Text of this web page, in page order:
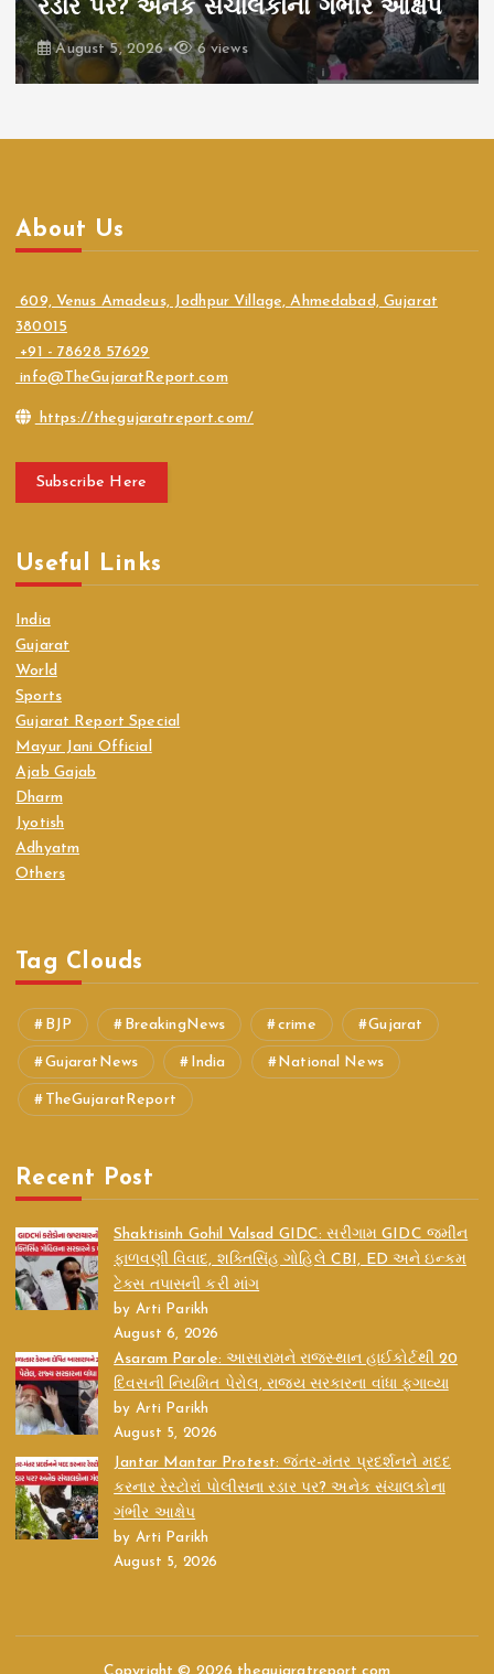
રડાર પર? અનેક સંચાલકોના ગંભીર આક્ષેપ
August 5, 2026 6 views
About Us
609, Venus Amadeus, Jodhpur Village, Ahmedabad, Gujarat
380015
+91 - 78628 57629
info@TheGujaratReport.com
https://thegujaratreport.com/
Subscribe Here
Useful Links
India
Gujarat
World
Sports
Gujarat Report Special
Mayur Jani Official
Ajab Gajab
Dharm
Jyotish
Adhyatm
Others
Tag Clouds
BJP BreakingNews crime Gujarat
GujaratNews India National News
TheGujaratReport
Recent Post
Shaktisinh Gohil Valsad GIDC: સરીગામ GIDC જમીન
ફાળવણી વિવાદ, શક્તિસિંહ ગોહિલે CBI, ED અને ઇન્કમ
ટેક્સ તપાસની કરી માંગ
by Arti Parikh
August 6, 2026
Asaram Parole: આસારામને રાજસ્થાન હાઈકોર્ટથી 20
દિવસની નિયમિત પેરોલ, રાજ્ય સરકારના વાંધા ફગાવ્યા
by Arti Parikh
August 5, 2026
Jantar Mantar Protest: જંતર-મંતર પ્રદર્શનને મદદ
કરનાર રેસ્ટોરાં પોલીસના રડાર પર? અનેક સંચાલકોના
ગંભીર આક્ષેપ
by Arti Parikh
August 5, 2026